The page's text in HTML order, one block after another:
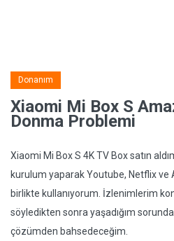
Donanım
Xiaomi Mi Box S
Donma Problemi
Xiaomi Mi Box S 4K TV Box satın
kurulum yaparak Youtube, Netflix ve
birlikte kullanıyorum. İzlenimlerim
söyledikten sonra yaşadığım
çözümden bahsedeceğim.